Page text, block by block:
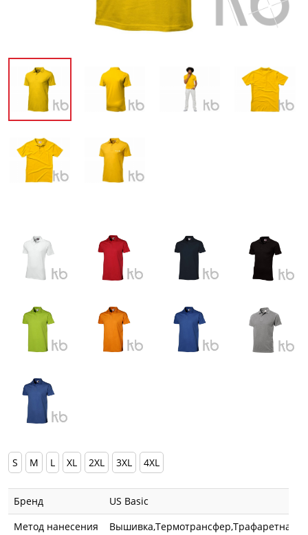
S M L XL 2XL 3XL 4XL
Бренд
US Basic
Метод нанесения
Вышивка,Термотрансфер,Трафаретная